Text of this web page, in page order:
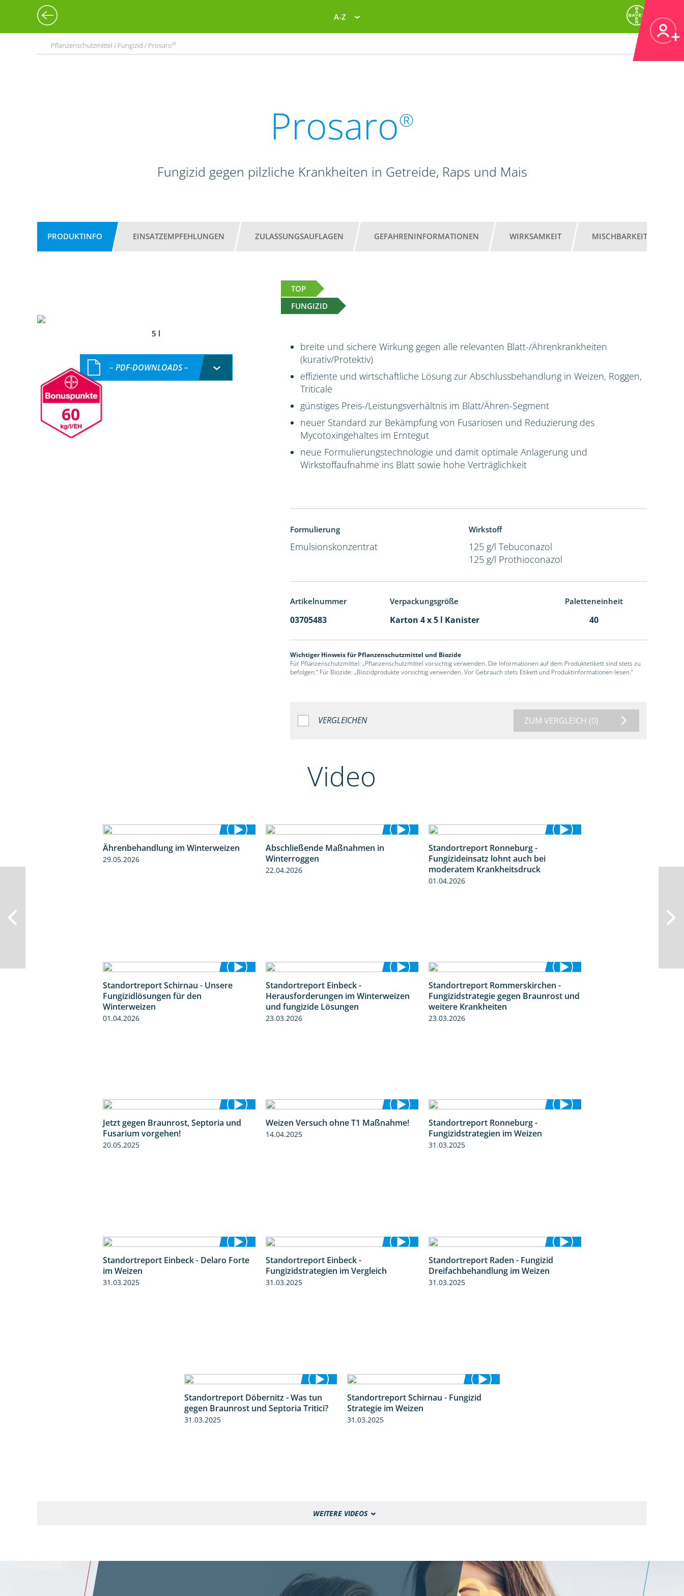
A-Z
Pflanzenschutzmittel / Fungizid / Prosaro®
Prosaro®
Fungizid gegen pilzliche Krankheiten in Getreide, Raps und Mais
PRODUKTINFO EINSATZEMPFEHLUNGEN ZULASSUNGSAUFLAGEN GEFAHRENINFORMATIONEN WIRKSAMKEIT MISCHBARKEIT
TOP
FUNGIZID
5 l
60
– PDF-DOWNLOADS –
breite und sichere Wirkung gegen alle relevanten Blatt-/Ährenkrankheiten
(kurativ/Protektiv)
effiziente und wirtschaftliche Lösung zur Abschlussbehandlung in Weizen, Roggen,
Triticale
günstiges Preis-/Leistungsverhältnis im Blatt/Ähren-Segment
neuer Standard zur Bekämpfung von Fusariosen und Reduzierung des
Mycotoxingehaltes im Erntegut
neue Formulierungstechnologie und damit optimale Anlagerung und
Wirkstoffaufnahme ins Blatt sowie hohe Verträglichkeit
Formulierung
Emulsionskonzentrat
Wirkstoff
125 g/l Tebuconazol
125 g/l Prothioconazol
Artikelnummer Verpackungsgröße Paletteneinheit
03705483 Karton 4 x 5 l Kanister 40
Wichtiger Hinweis für Pflanzenschutzmittel und Biozide
Für Pflanzenschutzmittel: „Pflanzenschutzmittel vorsichtig verwenden. Die Informationen auf dem Produktetikett sind stets zu
befolgen.“ Für Biozide: „Biozidprodukte vorsichtig verwenden. Vor Gebrauch stets Etikett und Produktinformationen lesen.“
VERGLEICHEN ZUM VERGLEICH (0)
Video
1:28
Ährenbehandlung im Winterweizen
29.05.2026
Abschließende Maßnahmen in
Winterroggen
22.04.2026
Standortreport Ronneburg -
Fungizideinsatz lohnt auch bei
moderatem Krankheitsdruck
01.04.2026
4:30
Standortreport Schirnau - Unsere
Fungizidlösungen für den
Winterweizen
01.04.2026
Standortreport Einbeck -
Herausforderungen im Winterweizen
und fungizide Lösungen
23.03.2026
6:11
Standortreport Rommerskirchen -
Fungizidstrategie gegen Braunrost und
weitere Krankheiten
23.03.2026
1:27
Jetzt gegen Braunrost, Septoria und
Fusarium vorgehen!
20.05.2025
2:20
Weizen Versuch ohne T1 Maßnahme!
14.04.2025
Standortreport Ronneburg -
Fungizidstrategien im Weizen
31.03.2025
3:38
Standortreport Einbeck - Delaro Forte
im Weizen
31.03.2025
Standortreport Einbeck -
Fungizidstrategien im Vergleich
31.03.2025
Standortreport Raden - Fungizid
Dreifachbehandlung im Weizen
31.03.2025
3:36
Standortreport Döbernitz - Was tun
gegen Braunrost und Septoria Tritici?
31.03.2025
4:12
Standortreport Schirnau - Fungizid
Strategie im Weizen
31.03.2025
WEITERE VIDEOS